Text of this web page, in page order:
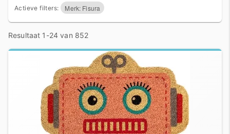
Actieve filters: Merk: Fisura
Resultaat 1-24 van 852